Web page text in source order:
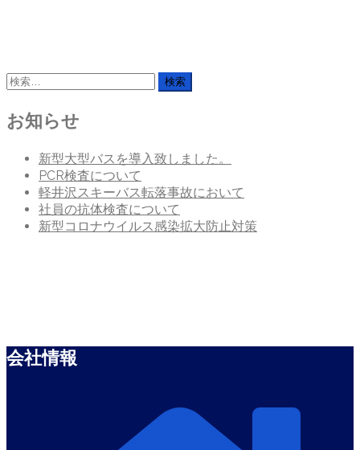
検
お知らせ
新型大型バスを導入致しました。
PCR検査について
軽井沢スキーバス転落事故において
社員の抗体検査について
新型コロナウイルス感染拡大防止対策
会社情報